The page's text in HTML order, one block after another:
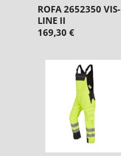
ROFA 2652350 VIS-
LINE II
169,30 €